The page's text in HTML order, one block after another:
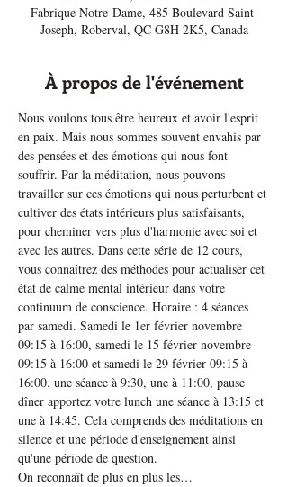
Fabrique Notre-Dame, 485 Boulevard Saint-
Joseph, Roberval, QC G8H 2K5, Canada
À propos de l'événement
Nous voulons tous être heureux et avoir l'esprit
en paix. Mais nous sommes souvent envahis par
des pensées et des émotions qui nous font
souffrir. Par la méditation, nous pouvons
travailler sur ces émotions qui nous perturbent et
cultiver des états intérieurs plus satisfaisants,
pour cheminer vers plus d'harmonie avec soi et
avec les autres. Dans cette série de 12 cours,
vous connaîtrez des méthodes pour actualiser cet
état de calme mental intérieur dans votre
continuum de conscience. Horaire : 4 séances
par samedi. Samedi le 1er février novembre
09:15 à 16:00, samedi le 15 février novembre
09:15 à 16:00 et samedi le 29 février 09:15 à
16:00. une séance à 9:30, une à 11:00, pause
dîner apportez votre lunch une séance à 13:15 et
une à 14:45. Cela comprends des méditations en
silence et une période d'enseignement ainsi
qu'une période de question.
On reconnaît de plus en plus les…